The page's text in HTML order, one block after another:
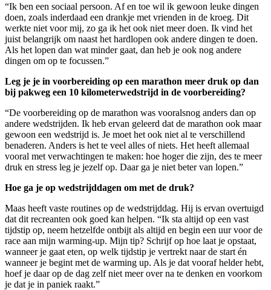
“Ik ben een sociaal persoon. Af en toe wil ik gewoon leuke dingen
doen, zoals inderdaad een drankje met vrienden in de kroeg. Dit
werkte niet voor mij, zo ga ik het ook niet meer doen. Ik vind het
juist belangrijk om naast het hardlopen ook andere dingen te doen.
Als het lopen dan wat minder gaat, dan heb je ook nog andere
dingen om op te focussen.”
Leg je je in voorbereiding op een marathon meer druk op dan
bij pakweg een 10 kilometerwedstrijd in de voorbereiding?
“De voorbereiding op de marathon was vooralsnog anders dan op
andere wedstrijden. Ik heb ervan geleerd dat de marathon ook maar
gewoon een wedstrijd is. Je moet het ook niet al te verschillend
benaderen. Anders is het te veel alles of niets. Het heeft allemaal
vooral met verwachtingen te maken: hoe hoger die zijn, des te meer
druk en stress leg je jezelf op. Daar ga je niet beter van lopen.”
Hoe ga je op wedstrijddagen om met de druk?
Maas heeft vaste routines op de wedstrijddag. Hij is ervan overtuigd
dat dit recreanten ook goed kan helpen. “Ik sta altijd op een vast
tijdstip op, neem hetzelfde ontbijt als altijd en begin een uur voor de
race aan mijn warming-up. Mijn tip? Schrijf op hoe laat je opstaat,
wanneer je gaat eten, op welk tijdstip je vertrekt naar de start én
wanneer je begint met de warming up. Als je dat vooraf helder hebt,
hoef je daar op de dag zelf niet meer over na te denken en voorkom
je dat je in paniek raakt.”